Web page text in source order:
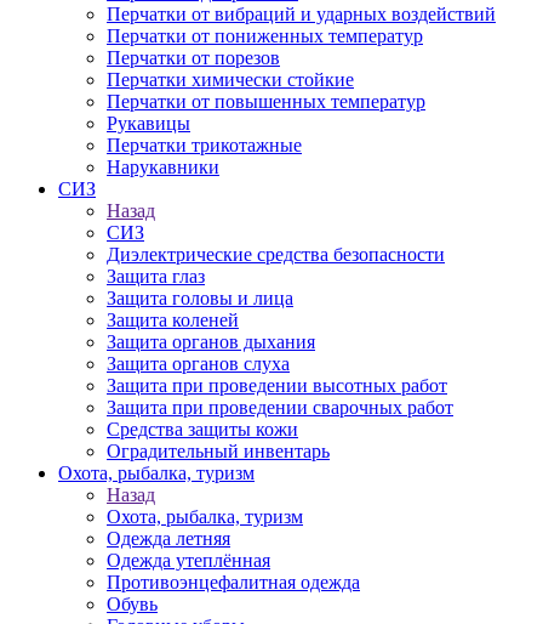
Перчатки от вибраций и ударных воздействий
Перчатки от пониженных температур
Перчатки от порезов
Перчатки химически стойкие
Перчатки от повышенных температур
Рукавицы
Перчатки трикотажные
Нарукавники
СИЗ
Назад
СИЗ
Диэлектрические средства безопасности
Защита глаз
Защита головы и лица
Защита коленей
Защита органов дыхания
Защита органов слуха
Защита при проведении высотных работ
Защита при проведении сварочных работ
Средства защиты кожи
Оградительный инвентарь
Охота, рыбалка, туризм
Назад
Охота, рыбалка, туризм
Одежда летняя
Одежда утеплённая
Противоэнцефалитная одежда
Обувь